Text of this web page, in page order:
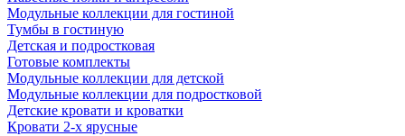
Модульные коллекции для гостиной
Тумбы в гостиную
Детская и подростковая
Готовые комплекты
Модульные коллекции для детской
Модульные коллекции для подростковой
Детские кровати и кроватки
Кровати 2-х ярусные